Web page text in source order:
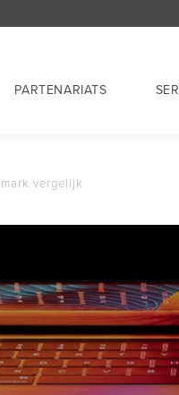
PARTENARIATS
vergelijk